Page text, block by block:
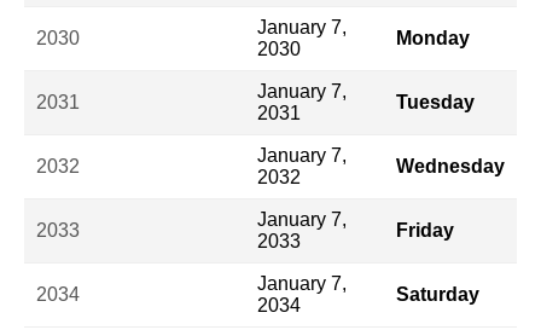
2030
January 7,
2030
Monday
2031
January 7,
2031
Tuesday
2032
January 7,
2032
Wednesday
2033
January 7,
2033
Friday
2034
January 7,
2034
Saturday